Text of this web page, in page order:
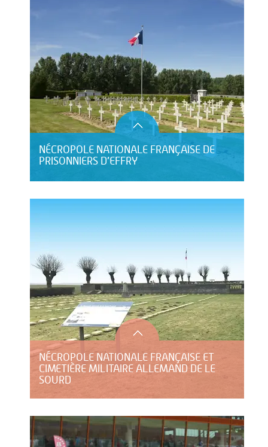
NÉCROPOLE NATIONALE FRANÇAISE DE
PRISONNIERS D’EFFRY
NÉCROPOLE NATIONALE FRANÇAISE ET
CIMETIÈRE MILITAIRE ALLEMAND DE LE
SOURD